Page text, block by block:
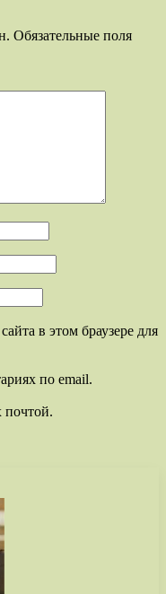
Обязательные поля
в этом браузере для
по email.
почтой.